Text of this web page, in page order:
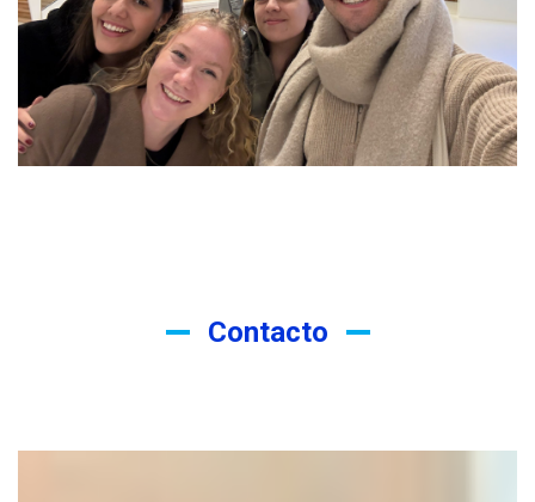
Contacto